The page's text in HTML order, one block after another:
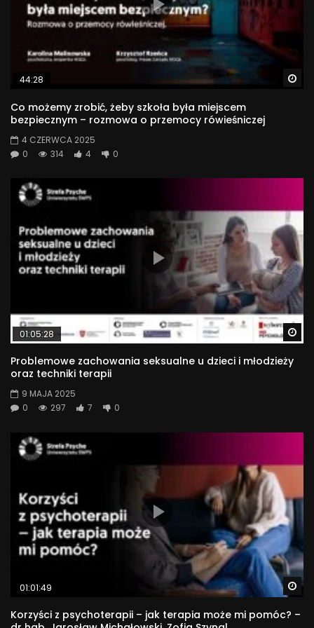
#psychologia
44:28
Co możemy zrobić, żeby szkoła była miejscem
bezpiecznym – rozmowa o przemocy rówieśniczej
4 CZERWCA 2025
0
314 4 0
01:05:28
Problemowe zachowania seksualne u dzieci i młodzieży
oraz techniki terapii
9 MAJA 2025
0
297 7 0
01:01:49
Korzyści z psychoterapii – jak terapia może mi pomóc? –